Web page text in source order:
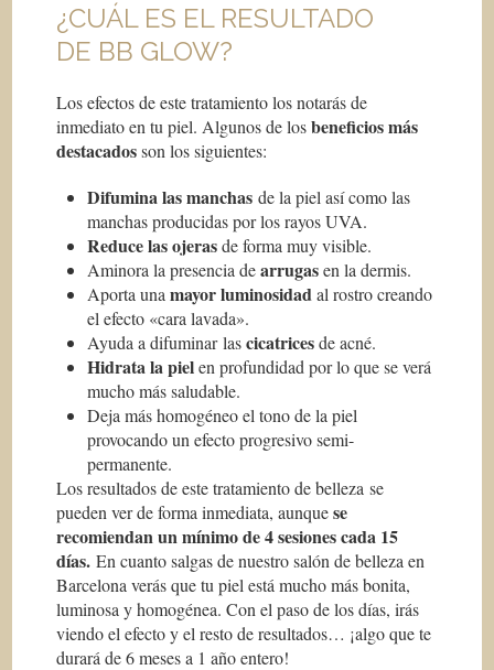
¿CUÁL ES EL RESULTADO
DE BB GLOW?
Los efectos de este tratamiento los notarás de
inmediato en tu piel. Algunos de losbeneficios más
destacadosson los siguientes:
Difumina las manchasde la piel así como las
manchas producidas por los rayos UVA.
Reduce las ojerasde forma muy visible.
Aminora la presencia dearrugasen la dermis.
Aporta una mayor luminosidadal rostro creando
el efecto «cara lavada».
Ayuda a difuminar lascicatricesde acné.
Hidrata la pielen profundidad por lo que se verá
mucho más saludable.
Deja más homogéneo el tono de la piel
provocando un efecto progresivo semi-
permanente.
Los resultados de este tratamiento de belleza se
pueden ver de forma inmediata, aunquese
recomiendan un mínimo de 4 sesiones cada 15
días. En cuanto salgas de nuestro salón de belleza en
Barcelona verás que tu piel está mucho más bonita,
luminosa y homogénea. Con el paso de los días, irás
viendo el efecto y el resto de resultados… ¡algo que te
durará de 6 meses a 1 año entero!